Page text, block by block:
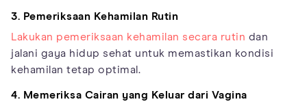
3. Pemeriksaan Kehamilan Rutin
Lakukan pemeriksaan kehamilan secara rutin dan
jalani gaya hidup sehat untuk memastikan kondisi
kehamilan tetap optimal.
4. Memeriksa Cairan yang Keluar dari Vagina